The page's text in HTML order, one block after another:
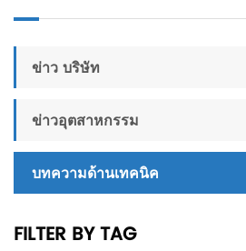
ข่าว บริษัท
ข่าวอุตสาหกรรม
บทความด้านเทคนิค
FILTER BY TAG